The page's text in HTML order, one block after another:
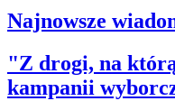
Najnowsze
"Z drogi, na którą
kampanii